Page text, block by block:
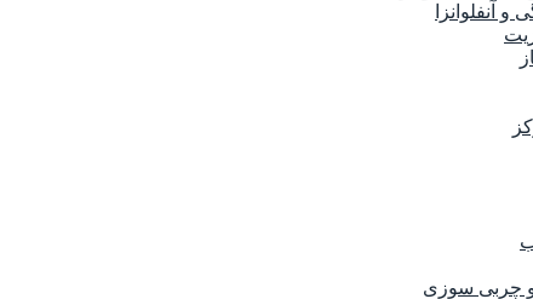
آنفلوانزا
چربی سوزی